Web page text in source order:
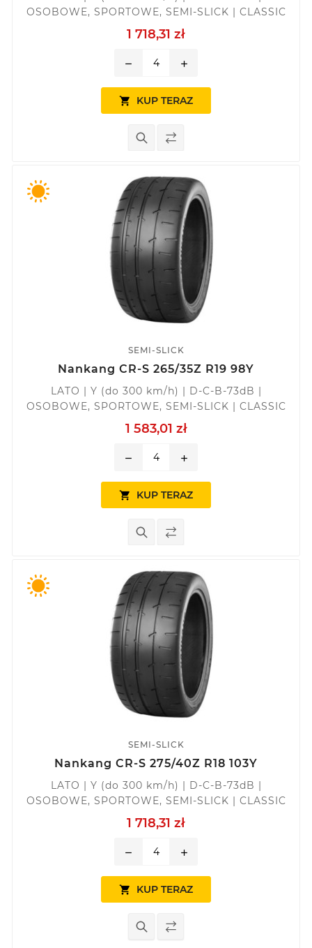
OSOBOWE, SPORTOWE, SEMI-SLICK | CLASSIC
1 718,31 zł
remove add
 KUP TERAZ
SEMI-SLICK
Nankang CR-S 265/35Z R19 98Y
LATO | Y (do 300 km/h) | D-C-B-73dB |
OSOBOWE, SPORTOWE, SEMI-SLICK | CLASSIC
1 583,01 zł
remove add
 KUP TERAZ
SEMI-SLICK
Nankang CR-S 275/40Z R18 103Y
LATO | Y (do 300 km/h) | D-C-B-73dB |
OSOBOWE, SPORTOWE, SEMI-SLICK | CLASSIC
1 718,31 zł
remove add
 KUP TERAZ